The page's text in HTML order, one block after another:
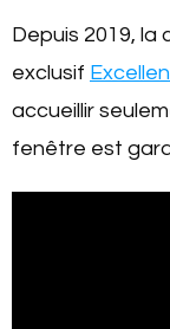
Depuis 2019,
exclusif
accueillir
fenêtre est